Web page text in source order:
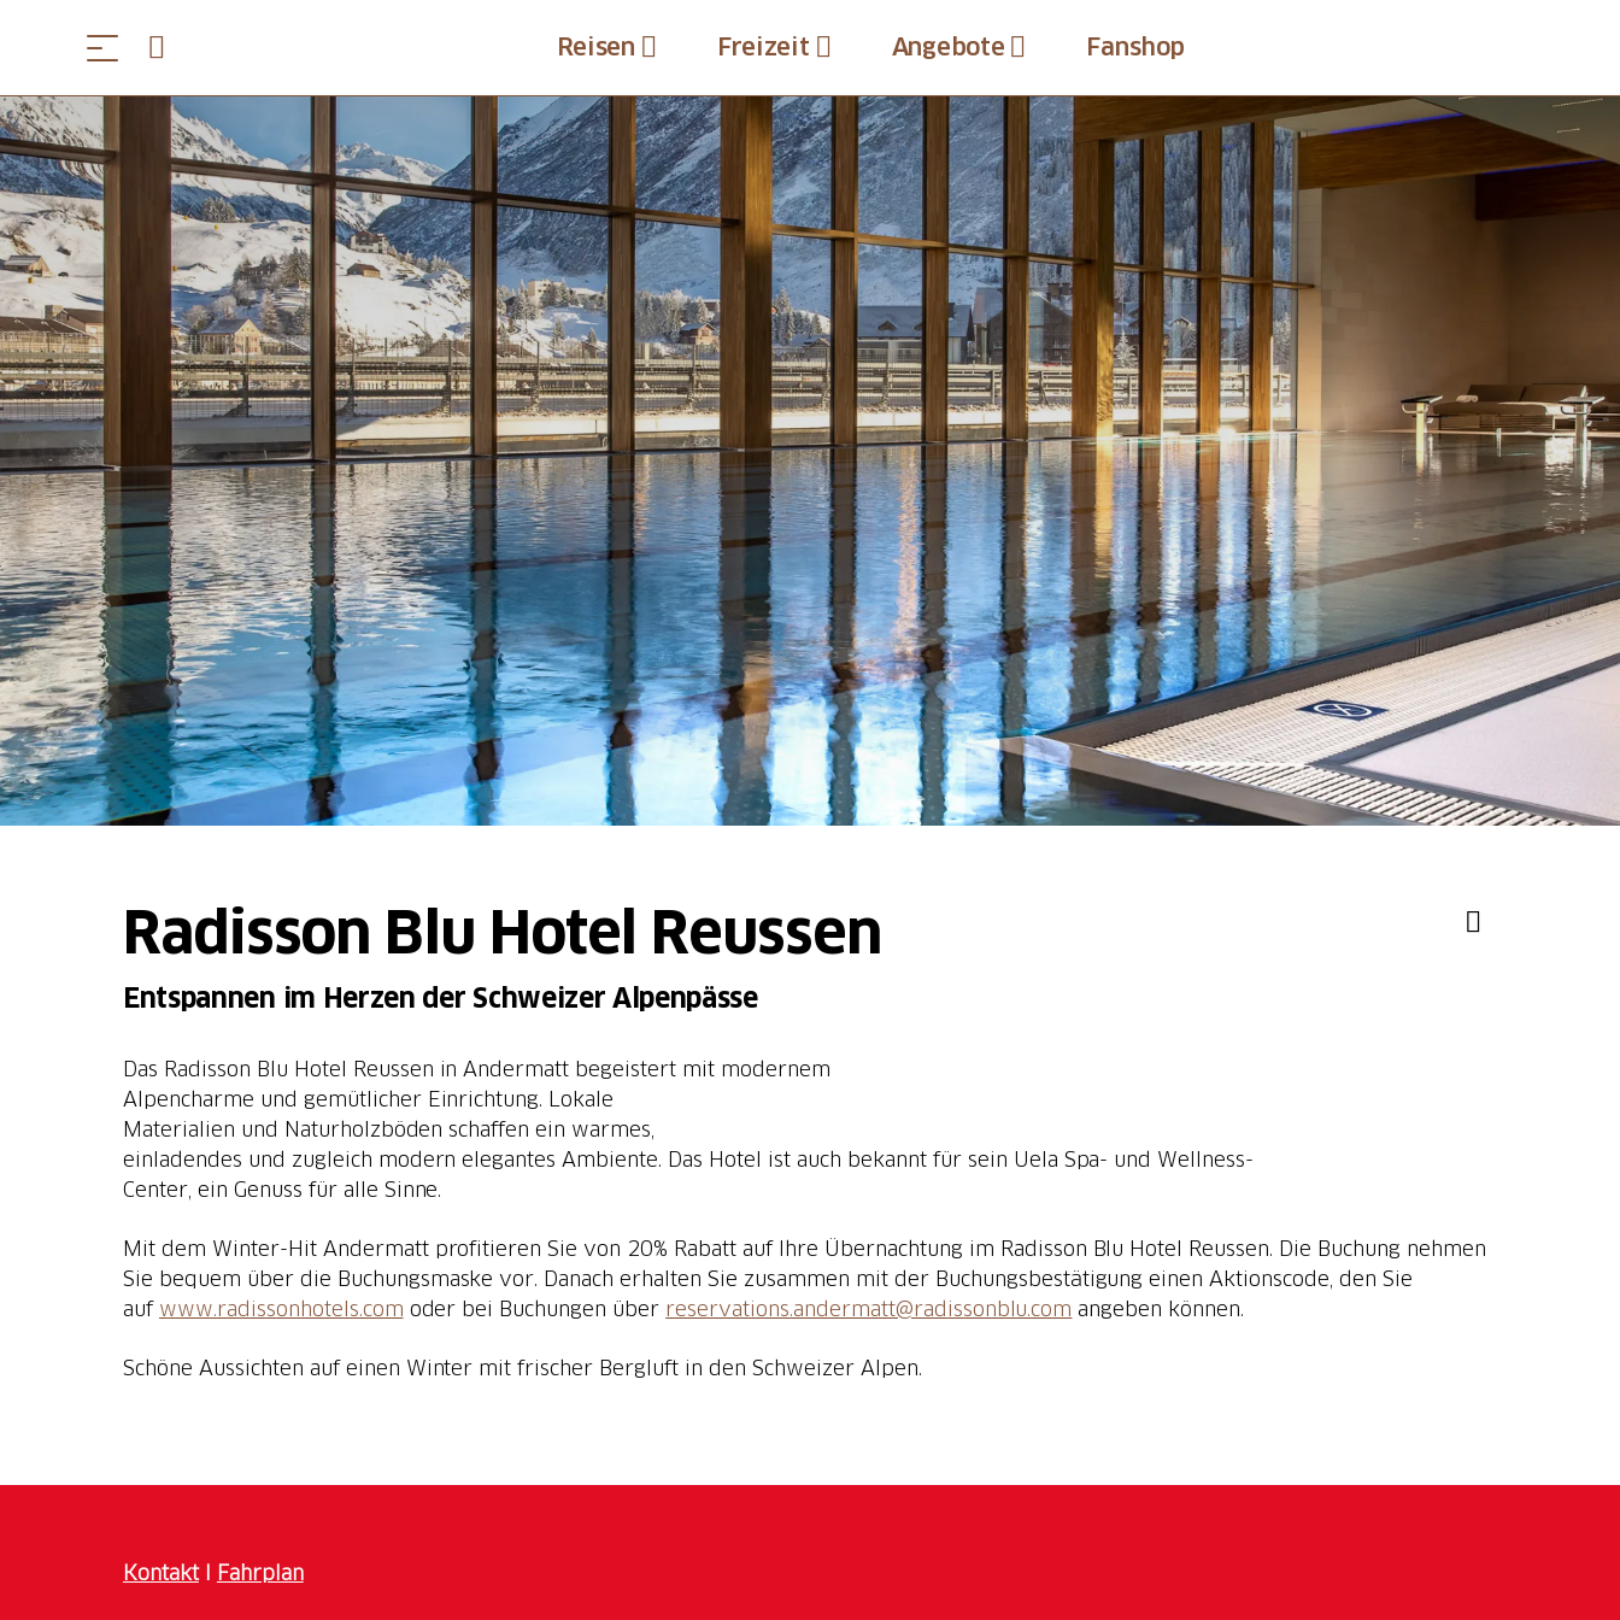
Reisen Freizeit Angebote Fanshop
Radisson Blu Hotel Reussen
Entspannen im Herzen der Schweizer Alpenpässe
Das Radisson Blu Hotel Reussen in Andermatt begeistert mit modernem
Alpencharme und gemütlicher Einrichtung. Lokale
Materialien und Naturholzböden schaffen ein warmes,
einladendes und zugleich modern elegantes Ambiente. Das Hotel ist auch bekannt für sein Uela Spa- und Wellness-
Center, ein Genuss für alle Sinne.
Mit dem Winter-Hit Andermatt profitieren Sie von 20% Rabatt auf Ihre Übernachtung im Radisson Blu Hotel Reussen. Die Buchung nehmen
Sie bequem über die Buchungsmaske vor. Danach erhalten Sie zusammen mit der Buchungsbestätigung einen Aktionscode, den Sie
auf www.radissonhotels.com oder bei Buchungen über reservations.andermatt@radissonblu.com angeben können.
Schöne Aussichten auf einen Winter mit frischer Bergluft in den Schweizer Alpen.
KontaktI Fahrplan